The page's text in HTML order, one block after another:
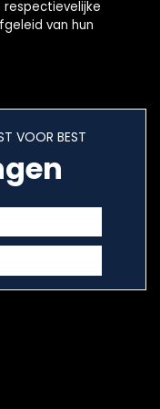
van hun
VOOR BEST